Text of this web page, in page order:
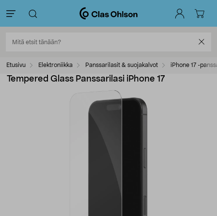
Etusivu Elektroniikka Panssarilasit & suojakalvot iPhone 17 -
Tempered Glass Panssarilasi iPhone 17